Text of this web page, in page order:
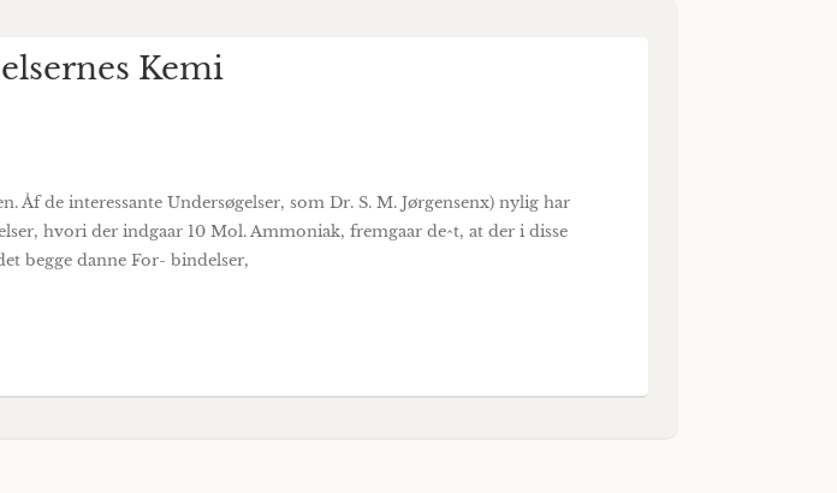
Kemi
de interessante Undersøgelser, som Dr. S. M. Jørgensenx) nylig har
hvori der indgaar 10 Mol. Ammoniak, fremgaar de^t, at der i disse
begge danne For- bindelser,